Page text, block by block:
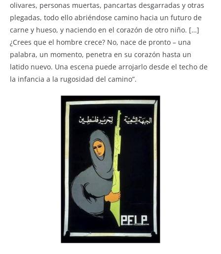
olivares, personas muertas, pancartas desgarradas y otras
plegadas, todo ello abriéndose camino hacia un futuro de
carne y hueso, y naciendo en el corazón de otro niño. […]
¿Crees que el hombre crece? No, nace de pronto – una
palabra, un momento, penetra en su corazón hasta un
latido nuevo. Una escena puede arrojarlo desde el techo de
la infancia a la rugosidad del camino”.